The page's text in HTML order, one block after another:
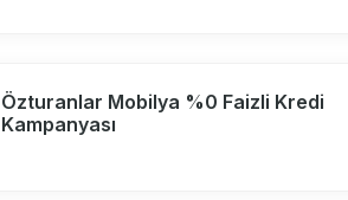
Özturanlar Mobilya %0 Faizli Kredi
Kampanyası